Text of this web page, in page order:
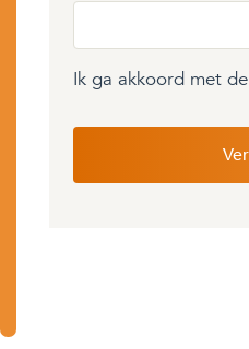
Ik ga akkoord met de